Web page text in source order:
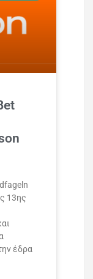
13ης
έδρα